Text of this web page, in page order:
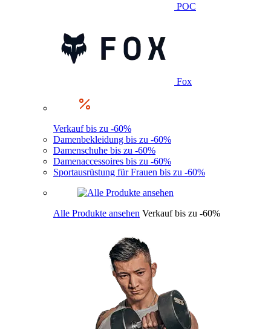
POC
Fox
Verkauf bis zu -60%
Damenbekleidung bis zu -60%
Damenschuhe bis zu -60%
Damenaccessoires bis zu -60%
Sportausrüstung für Frauen bis zu -60%
Alle Produkte ansehen Verkauf bis zu -60%